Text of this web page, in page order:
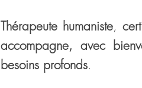
Thérapeute humaniste, cer
accompagne, avec
besoins profonds.